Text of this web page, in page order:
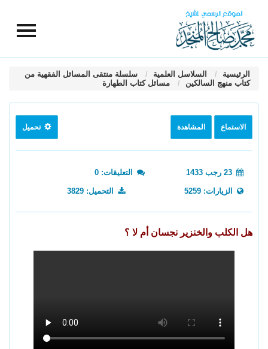
الرئيسية السلاسل العلمية
سلسلة منتقى المسائل الفقهية من
كتاب منهج السالكين
مسائل كتاب الطهارة
الاستماع المشاهدة تحميل
التعليقات: 0
الزيارات: 5259 التحميل: 3829
هل الكلب والخنزير نجسان أم لا ؟